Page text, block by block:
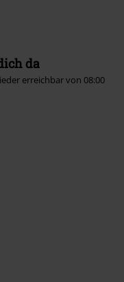
da
erreichbar von 08:00